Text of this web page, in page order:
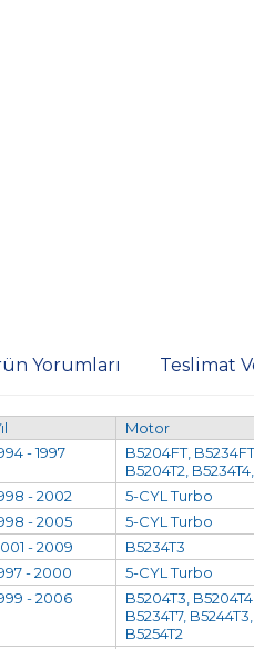
Yorumları Teslimat
Motor
- 1997
B5204FT,
B5204T2,
- 2002
5-CYL Turbo
- 2005
5-CYL Turbo
- 2009
B5234T3
- 2000
5-CYL Turbo
- 2006
B5204T3,
B5234T7,
B5254T2